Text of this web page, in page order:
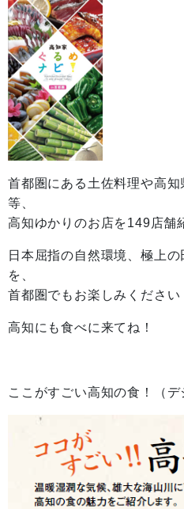
首都圏にある土佐料理や高
等、
高知ゆかりのお店を149店舗
日本屈指の自然環境、極上
を、
首都圏でもお楽しみください
高知にも食べに来てね！
ここがすごい高知の食！（デ